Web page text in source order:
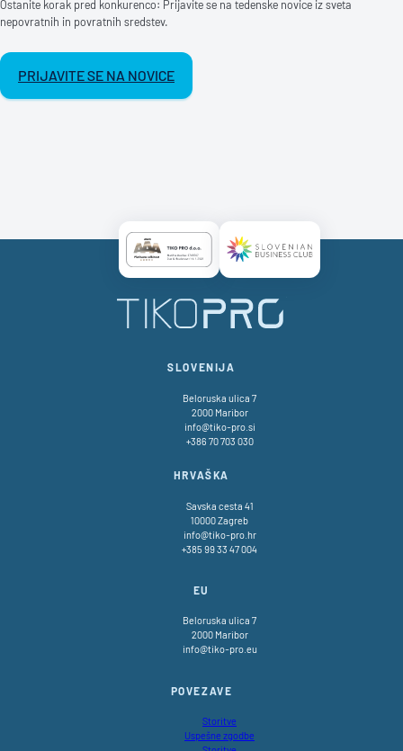
Ostanite korak pred konkurenco: Prijavite se na tedenske novice iz sveta
nepovratnih in povratnih sredstev.
PRIJAVITE SE NA NOVICE
Certificate AAA LogoCertificate SBC Logo
SLOVENIJA
Beloruska ulica 7
2000 Maribor
info@tiko-pro.si
+386 70 703 030
HRVAŠKA
Savska cesta 41
10000 Zagreb
info@tiko-pro.hr
+385 99 33 47 004
EU
Beloruska ulica 7
2000 Maribor
info@tiko-pro.eu
POVEZAVE
Storitve
Uspešne zgodbe